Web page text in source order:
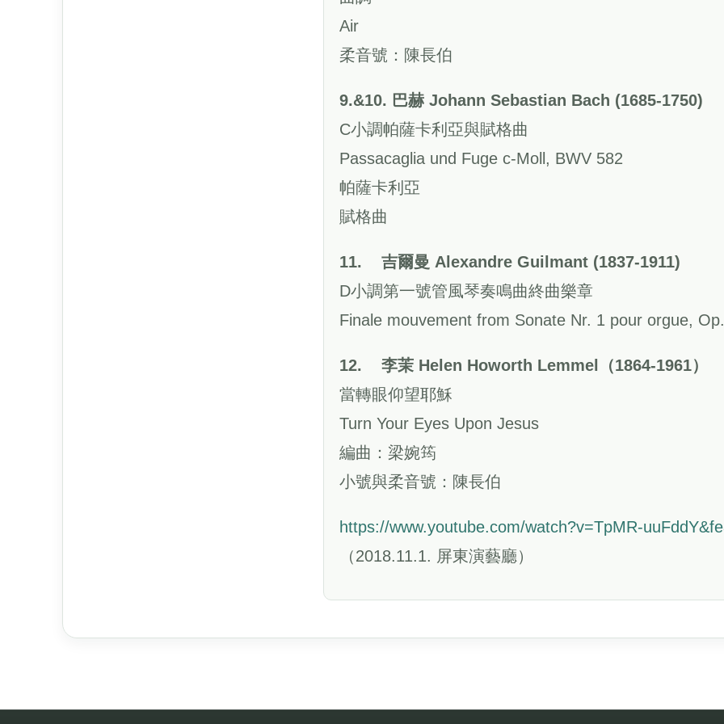
Air
柔音號：陳長伯
9.&10. 巴赫 Johann Sebastian Bach (1685-1750)
C小調帕薩卡利亞與賦格曲
Passacaglia und Fuge c-Moll, BWV 582
帕薩卡利亞
賦格曲
11. 吉爾曼 Alexandre Guilmant (1837‐1911)
D小調第一號管風琴奏鳴曲終曲樂章
Finale mouvement from Sonate Nr. 1 pour orgue,
12. 李茉 Helen Howorth Lemmel（1864-1961）
當轉眼仰望耶穌
Turn Your Eyes Upon Jesus
編曲：梁婉筠
小號與柔音號：陳長伯
https://www.youtube.com/watch?v=TpMR-
（2018.11.1. 屏東演藝廳）